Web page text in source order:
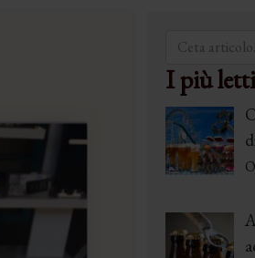
I più letti